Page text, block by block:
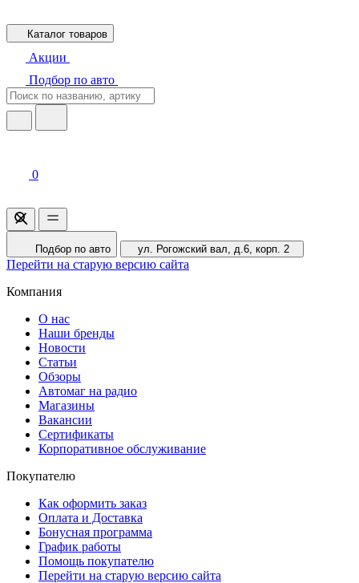
Каталог товаров
Акции
Подбор по авто
0
Подбор по авто ул. Рогожский вал, д.6, корп. 2
Перейти на старую версию сайта
Компания
О нас
Наши бренды
Новости
Статьи
Обзоры
Автомаг на радио
Магазины
Вакансии
Сертификаты
Корпоративное обслуживание
Покупателю
Как оформить заказ
Оплата и Доставка
Бонусная программа
График работы
Помощь покупателю
Перейти на старую версию сайта